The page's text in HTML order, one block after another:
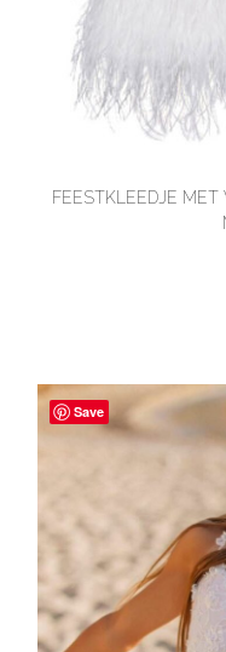
FEESTKLEEDJE MET
Save